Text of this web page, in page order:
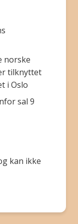
norske
tilknyttet
i Oslo
sal 9
kan ikke